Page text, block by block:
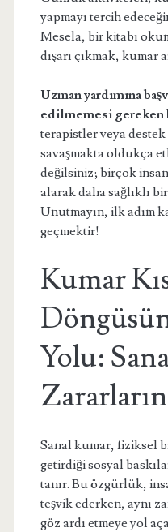
yapmayı tercih
Mesela, bir kitabı
dışarı çıkmak,
Uzman yardımına
edilmemesi gereken
terapistler veya destek
savaşmakta oldukça
değilsiniz; birçok
alarak daha sağlıklı
Unutmayın, ilk adım
geçmektir!
Kumar
Yolu:
Sanal kumar, fiziksel
getirdiği sosyal
tanır. Bu özgürlük,
teşvik ederken, aynı
göz ardı etmeye yol